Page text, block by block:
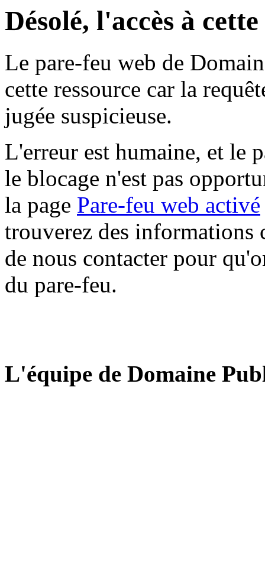
Désolé, l'accès à
Le pare-feu web de
cette ressource car la
jugée suspicieuse.
L'erreur est humaine, et le
le blocage n'est pas
la page Pare-feu web activé
trouverez des informations
de nous contacter pour
du pare-feu.
L'équipe de Domaine